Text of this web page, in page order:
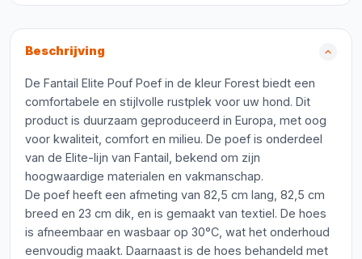
Beschrijving
De Fantail Elite Pouf Poef in de kleur Forest biedt een
comfortabele en stijlvolle rustplek voor uw hond. Dit
product is duurzaam geproduceerd in Europa, met oog
voor kwaliteit, comfort en milieu. De poef is onderdeel
van de Elite-lijn van Fantail, bekend om zijn
hoogwaardige materialen en vakmanschap.
De poef heeft een afmeting van 82,5 cm lang, 82,5 cm
breed en 23 cm dik, en is gemaakt van textiel. De hoes
is afneembaar en wasbaar op 30°C, wat het onderhoud
eenvoudig maakt. Daarnaast is de hoes behandeld met